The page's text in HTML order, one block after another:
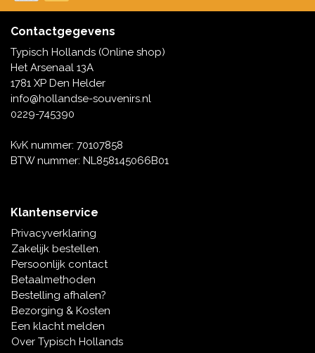
Contactgegevens
Typisch Hollands (Online shop)
Het Arsenaal 13A
1781 XP Den Helder
info@hollandse-souvenirs.nl
0229-745390
KvK nummer: 70107858
BTW nummer: NL858145066B01
Klantenservice
Privacyverklaring
Zakelijk bestellen.
Persoonlijk contact
Betaalmethoden
Bestelling afhalen?
Bezorging & Kosten
Een klacht melden
Over Typisch Hollands